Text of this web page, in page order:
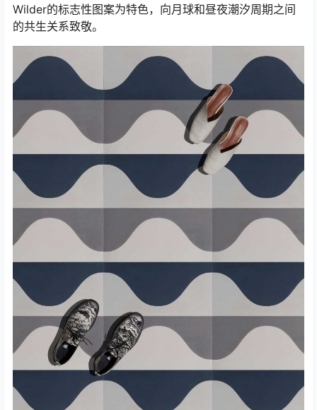
Wilder的标志性图案为特色，向月球和昼夜潮汐周期之间
的共生关系致敬。